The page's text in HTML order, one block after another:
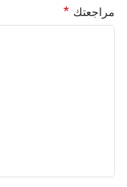
مراجعتك *